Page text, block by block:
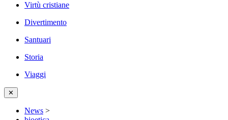
Virtù cristiane
Divertimento
Santuari
Storia
Viaggi
✕
News >